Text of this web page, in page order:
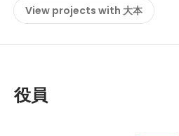
View projects with 大本
役員